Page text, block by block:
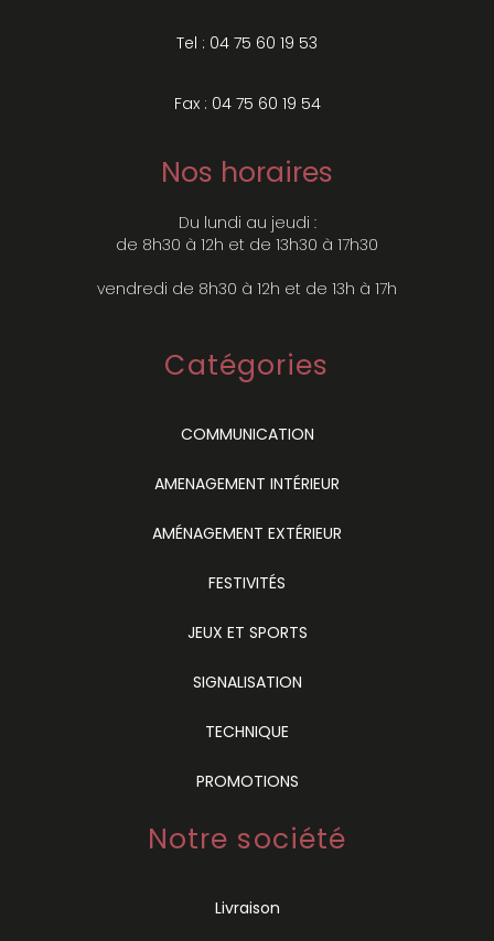
Tel : 04 75 60 19 53
Fax : 04 75 60 19 54
Nos horaires
Du lundi au jeudi :
de 8h30 à 12h et de 13h30 à 17h30
vendredi de 8h30 à 12h et de 13h à 17h
Catégories
COMMUNICATION
AMENAGEMENT INTÉRIEUR
AMÉNAGEMENT EXTÉRIEUR
FESTIVITÉS
JEUX ET SPORTS
SIGNALISATION
TECHNIQUE
PROMOTIONS
Notre société
Livraison